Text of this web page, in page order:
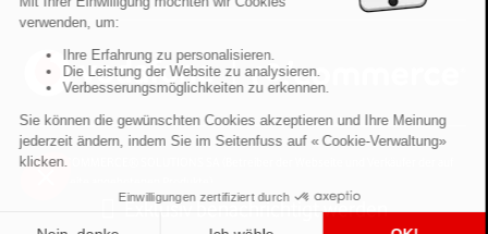
Exklusiv benachrichtigt werden
2026 RECOMMERCE® SOLUTIONS SA (Betreiber der Webseite und Verkäufer der auf
54 Avenue Lénine - 94250 Gentilly - Frankreich- UstId: FR01513969402 - Alle Rechte